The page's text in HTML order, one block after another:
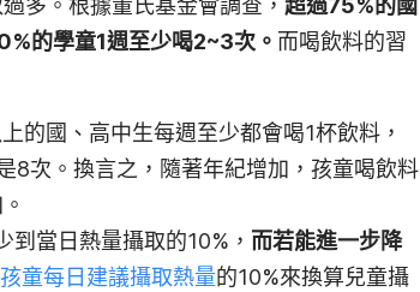
的學童1週至少喝2~3次。 而喝飲料的習
的國、高中生每週至少都會喝1杯飲料，
8次。換言之，隨著年紀增加，孩童喝飲料
當日熱量攝取的10%， 而若能進一步降
孩童每日建議攝取熱量的10%來換算兒童攝